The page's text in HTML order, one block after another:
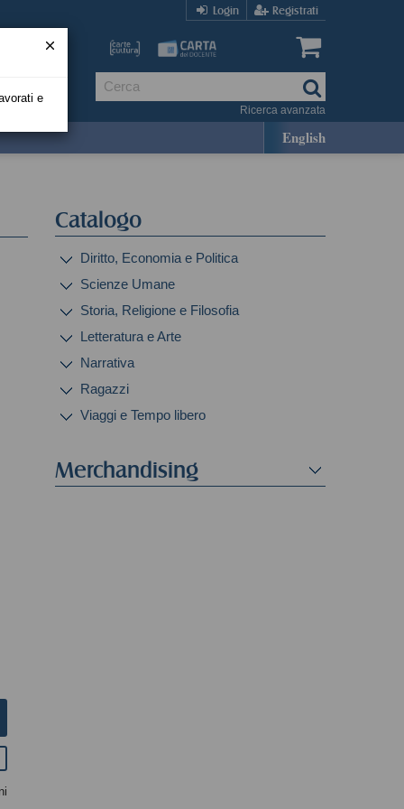
Login Registrati
Ricerca avanzata
English
Catalogo
Diritto, Economia e Politica
Scienze Umane
Storia, Religione e Filosofia
Letteratura e Arte
Narrativa
Ragazzi
Viaggi e Tempo libero
Merchandising
e